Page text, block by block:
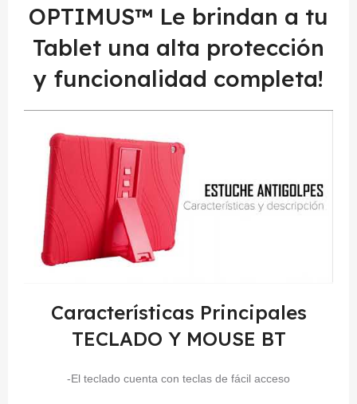
OPTIMUS™ Le brindan a tu
Tablet una alta protección
y funcionalidad completa!
Características Principales
TECLADO Y MOUSE BT
-El teclado cuenta con teclas de fácil acceso